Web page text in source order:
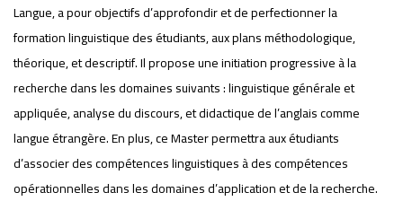
Langue, a pour objectifs d’approfondir et de perfectionner la
formation linguistique des étudiants, aux plans méthodologique,
théorique, et descriptif. Il propose une initiation progressive à la
recherche dans les domaines suivants : linguistique générale et
appliquée, analyse du discours, et didactique de l’anglais comme
langue étrangère. En plus, ce Master permettra aux étudiants
d’associer des compétences linguistiques à des compétences
opérationnelles dans les domaines d’application et de la recherche.